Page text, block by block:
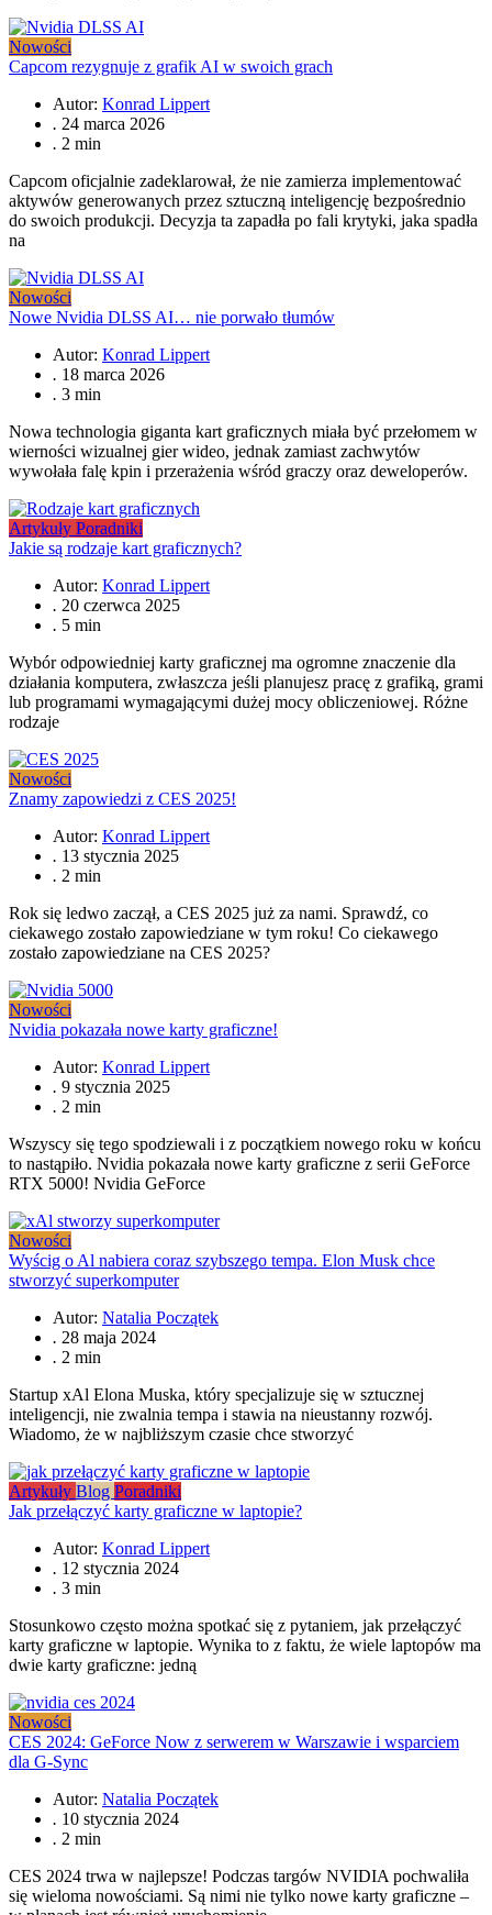
Nowości
Capcom rezygnuje z grafik AI w swoich grach
Autor: Konrad Lippert
. 24 marca 2026
. 2 min
Capcom oficjalnie zadeklarował, że nie zamierza implementować
aktywów generowanych przez sztuczną inteligencję bezpośrednio
do swoich produkcji. Decyzja ta zapadła po fali krytyki, jaka spadła
na
Nowości
Nowe Nvidia DLSS AI… nie porwało tłumów
Autor: Konrad Lippert
. 18 marca 2026
. 3 min
Nowa technologia giganta kart graficznych miała być przełomem w
wierności wizualnej gier wideo, jednak zamiast zachwytów
wywołała falę kpin i przerażenia wśród graczy oraz deweloperów.
Artykuły Poradniki
Jakie są rodzaje kart graficznych?
Autor: Konrad Lippert
. 20 czerwca 2025
. 5 min
Wybór odpowiedniej karty graficznej ma ogromne znaczenie dla
działania komputera, zwłaszcza jeśli planujesz pracę z grafiką, grami
lub programami wymagającymi dużej mocy obliczeniowej. Różne
rodzaje
Nowości
Znamy zapowiedzi z CES 2025!
Autor: Konrad Lippert
. 13 stycznia 2025
. 2 min
Rok się ledwo zaczął, a CES 2025 już za nami. Sprawdź, co
ciekawego zostało zapowiedziane w tym roku! Co ciekawego
zostało zapowiedziane na CES 2025?
Nowości
Nvidia pokazała nowe karty graficzne!
Autor: Konrad Lippert
. 9 stycznia 2025
. 2 min
Wszyscy się tego spodziewali i z początkiem nowego roku w końcu
to nastąpiło. Nvidia pokazała nowe karty graficzne z serii GeForce
RTX 5000! Nvidia GeForce
Nowości
Wyścig o Al nabiera coraz szybszego tempa. Elon Musk chce
stworzyć superkomputer
Autor: Natalia Początek
. 28 maja 2024
. 2 min
Startup xAl Elona Muska, który specjalizuje się w sztucznej
inteligencji, nie zwalnia tempa i stawia na nieustanny rozwój.
Wiadomo, że w najbliższym czasie chce stworzyć
Artykuły Blog Poradniki
Jak przełączyć karty graficzne w laptopie?
Autor: Konrad Lippert
. 12 stycznia 2024
. 3 min
Stosunkowo często można spotkać się z pytaniem, jak przełączyć
karty graficzne w laptopie. Wynika to z faktu, że wiele laptopów ma
dwie karty graficzne: jedną
Nowości
CES 2024: GeForce Now z serwerem w Warszawie i wsparciem
dla G-Sync
Autor: Natalia Początek
. 10 stycznia 2024
. 2 min
CES 2024 trwa w najlepsze! Podczas targów NVIDIA pochwaliła
się wieloma nowościami. Są nimi nie tylko nowe karty graficzne –